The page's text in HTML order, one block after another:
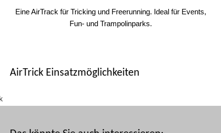
Eine AirTrack für Tricking und Freerunning. Ideal für Events,
Fun- und Trampolinparks.
AirTrick Einsatzmöglichkeiten
AIRTRICK IM INDIVIDUELLEM DESIGN
AIRTRICK - OUTDOOR
AIRTRICK - AM THEATER
AIRTRICK - IM TRAMPOLINPARK
AIRTRICK - IM FUNPARK
AIRTRICK - FÜR TRICKING
AIRTRICK - IM SPORTPARK
AIRTRICK - MIT EIGENEM LOGO
AIRTRICK - GROSSE TRAMPOLINFLÄCHE